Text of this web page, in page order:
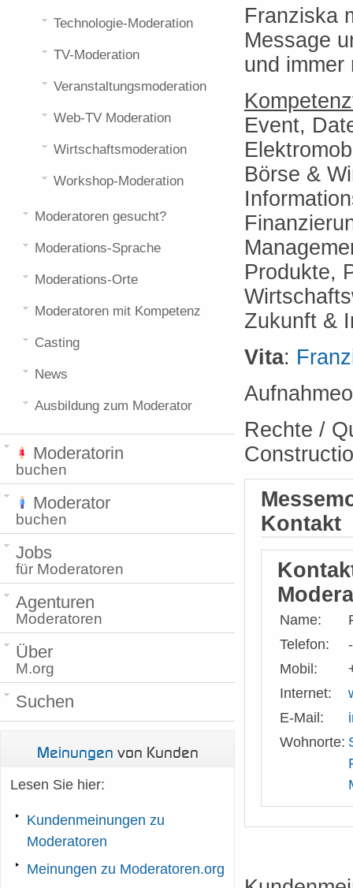
Franziska
Message
und immer
Event,
Börse &
Produkte,
Zukunft &
Vita:
Rechte /
Kontakt
Name:
Telefon:
-
Mobil:
Internet:
E-Mail:
Wohnorte:
Technologie-Moderation
TV-Moderation
Veranstaltungsmoderation
Web-TV Moderation
Wirtschaftsmoderation
Workshop-Moderation
Moderatoren gesucht?
Moderations-Sprache
Moderations-Orte
Moderatoren mit Kompetenz
Casting
News
Ausbildung zum Moderator
Moderatorin
buchen
Moderator
buchen
Jobs
für Moderatoren
Agenturen
Moderatoren
Über
M.org
Suchen
Meinungen von Kunden
Lesen Sie hier:
Kundenmeinungen zu
Moderatoren
Meinungen zu Moderatoren.org